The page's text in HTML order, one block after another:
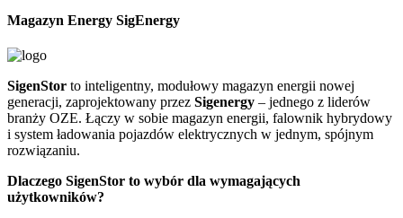
Magazyn Energy SigEnergy
SigenStor to inteligentny, modułowy magazyn energii nowej
generacji, zaprojektowany przez Sigenergy – jednego z liderów
branży OZE. Łączy w sobie magazyn energii, falownik hybrydowy
i system ładowania pojazdów elektrycznych w jednym, spójnym
rozwiązaniu.
Dlaczego SigenStor to wybór dla wymagających
użytkowników?